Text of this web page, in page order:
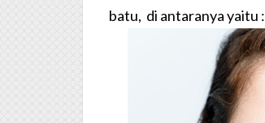
batu, di antaranya yaitu :